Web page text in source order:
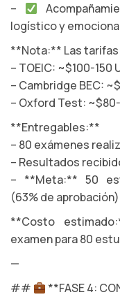
–
logístico y
**Nota:** Las tarifas
– TOEIC: ~$100-150
– Cambridge BEC:
– Oxford Test: ~$80-
**Entregables:**
– 80 exámenes
– Resultados
– **Meta:** 50
(63% de aprobación)
**Costo
examen para 80
—
##
**FASE 4: